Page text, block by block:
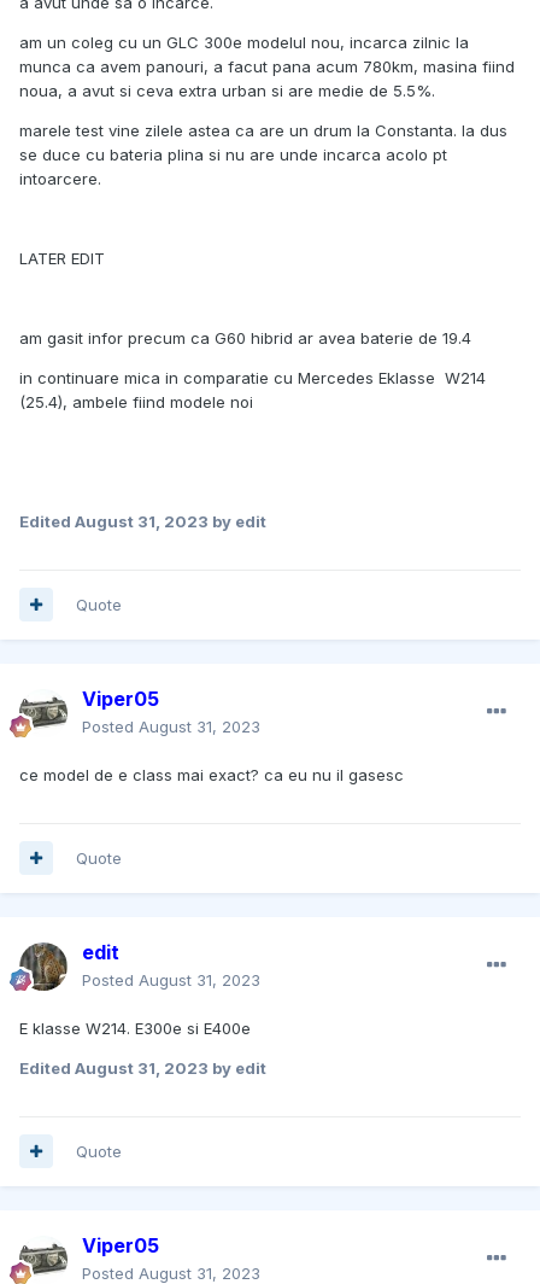
am un coleg cu un GLC 300e modelul nou, incarca zilnic la
munca ca avem panouri, a facut pana acum 780km, masina fiind
noua, a avut si ceva extra urban si are medie de 5.5%.
marele test vine zilele astea ca are un drum la Constanta. la dus
se duce cu bateria plina si nu are unde incarca acolo pt
intoarcere.
LATER EDIT
am gasit infor precum ca G60 hibrid ar avea baterie de 19.4
in continuare mica in comparatie cu Mercedes Eklasse W214
(25.4), ambele fiind modele noi
Edited August 31, 2023 by edit
Quote
Viper05
Posted August 31, 2023
ce model de e class mai exact? ca eu nu il gasesc
Quote
edit
Posted August 31, 2023
E klasse W214. E300e si E400e
Edited August 31, 2023 by edit
Quote
Viper05
Posted August 31, 2023